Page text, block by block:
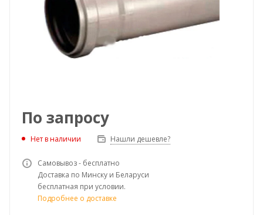
По запросу
Нет в наличии Нашли дешевле?
Самовывоз - бесплатно
Доставка по Минску и Беларуси
бесплатная при условии.
Подробнее о доставке